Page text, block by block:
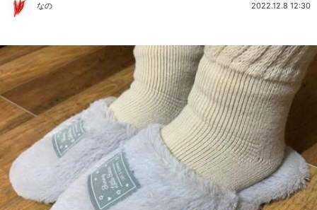
なの 2022.12.8 12:30